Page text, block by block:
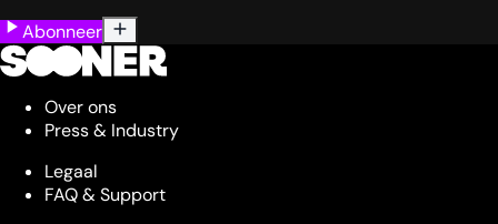
Abonneer
Over ons
Press & Industry
Legaal
FAQ & Support